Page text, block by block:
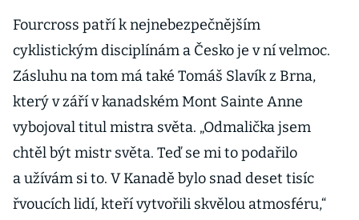
Fourcross patří k nejnebezpečnějším
cyklistickým disciplínám a Česko je v ní velmoc.
Zásluhu na tom má také Tomáš Slavík z Brna,
který v září v kanadském Mont Sainte Anne
vybojoval titul mistra světa. „Odmalička jsem
chtěl být mistr světa. Teď se mi to podařilo
a užívám si to. V Kanadě bylo snad deset tisíc
řvoucích lidí, kteří vytvořili skvělou atmosféru,“